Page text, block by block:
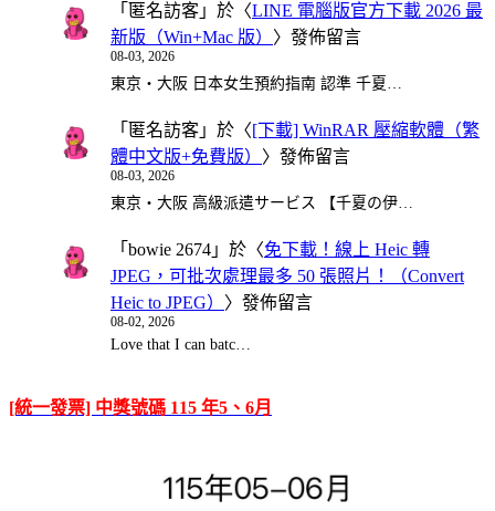
「 匿名訪客 」於〈LINE 電腦版官方下載 2026 最
新版（Win+Mac 版） 〉發佈留言
08-03, 2026
東京・大阪 日本女生預約指南 認準 千夏…
「 匿名訪客 」於〈[下載] WinRAR 壓縮軟體（繁
體中文版+免費版） 〉發佈留言
08-03, 2026
東京・大阪 高級派遣サービス 【千夏の伊…
「 bowie 2674 」於〈免下載！線上 Heic 轉
JPEG，可批次處理最多 50 張照片！（Convert
Heic to JPEG） 〉發佈留言
08-02, 2026
Love that I can batc…
[統一發票] 中獎號碼 115 年5、6月